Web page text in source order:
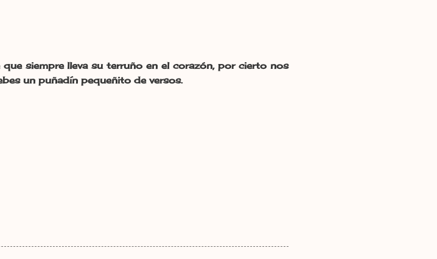
siempre lleva su terruño en el corazón, por cierto nos
un puñadín pequeñito de versos.